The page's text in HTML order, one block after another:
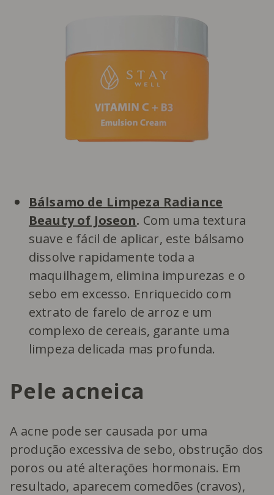
Bálsamo de Limpeza Radiance
Beauty of Joseon. Com uma textura
suave e fácil de aplicar, este bálsamo
dissolve rapidamente toda a
maquilhagem, elimina impurezas e o
sebo em excesso. Enriquecido com
extrato de farelo de arroz e um
complexo de cereais, garante uma
limpeza delicada mas profunda.
Pele acneica
A acne pode ser causada por uma
produção excessiva de sebo, obstrução dos
poros ou até alterações hormonais. Em
resultado, aparecem comedões (cravos),